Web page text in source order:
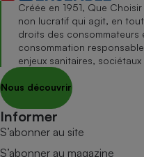
Créée en 1951, Que
non lucratif qui agit, en
droits des consommateurs
consommation
enjeux sanitaires,
Nous découvrir
Informer
S’abonner au site
S’abonner au magazine